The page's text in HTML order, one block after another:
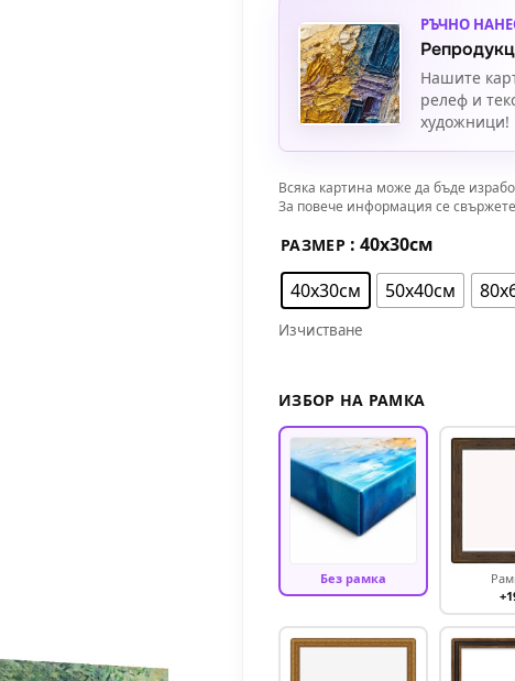
РЪЧНО
Нашите
релеф и
художници!
Всяка картина може да бъде
За повече информация се
РАЗМЕР : 40х30см
40х30см
50х40см
Изчистване
ИЗБОР НА РАМКА
Без рамка